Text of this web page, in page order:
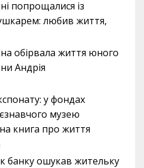
попрощалися із
любив життя,
обірвала життя юного
Андрія
у фондах
музею
книга про життя
банку ошукав жительку